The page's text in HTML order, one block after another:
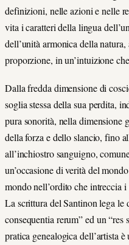
definizioni, nelle azioni e nelle
vita i caratteri della lingua
dell’unità armonica della
proporzione, in un’intuizione
Dalla fredda dimensione di
soglia stessa della sua perdita,
pura sonorità, nella dimensione
della forza e dello slancio, fino
all’inchiostro sanguigno,
un’occasione di verità del
mondo nell’ordito che intreccia
La scrittura del Santinon lega
consequentia rerum” ed un
pratica genealogica dell’artista